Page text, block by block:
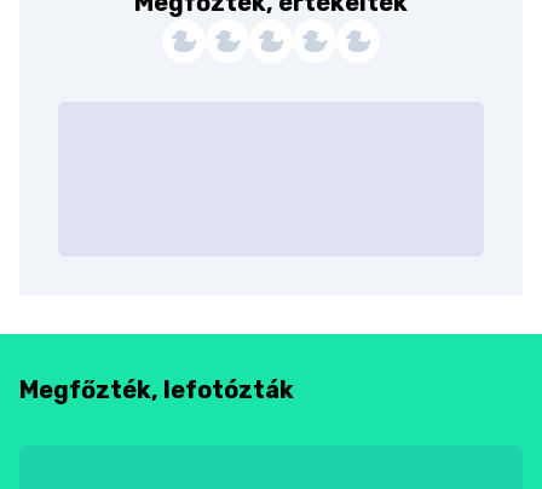
Megfőzték, lefotózták